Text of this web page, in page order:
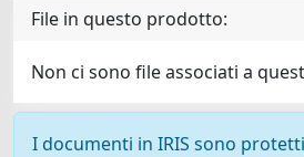
File in questo prodotto:
Non ci sono file associati a
I documenti in IRIS sono